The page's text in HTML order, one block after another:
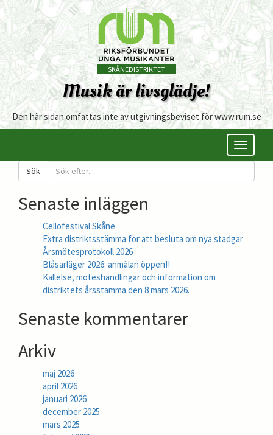
SKÅNEDISTRIKTET
Musik är livsglädje!
Den här sidan omfattas inte av utgivningsbeviset för www.rum.se
Öppna/
meny
Sök
Senaste inläggen
Cellofestival Skåne
Extra distriktsstämma för att besluta om nya stadgar
Årsmötesprotokoll 2026
Blåsarläger 2026: anmälan öppen!!
Kallelse, möteshandlingar och information om
distriktets årsstämma den 8 mars 2026.
Senaste kommentarer
Arkiv
maj 2026
april 2026
januari 2026
december 2025
mars 2025